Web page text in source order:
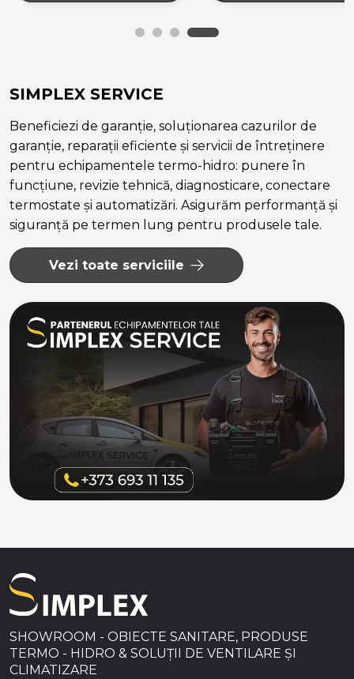
SIMPLEX SERVICE
Beneficiezi de garanție, soluționarea cazurilor de
garanție, reparații eficiente și servicii de întreținere
pentru echipamentele termo-hidro: punere în
funcțiune, revizie tehnică, diagnosticare, conectare
termostate și automatizări. Asigurăm performanță și
siguranță pe termen lung pentru produsele tale.
Vezi toate serviciile
SHOWROOM - OBIECTE SANITARE, PRODUSE
TERMO - HIDRO & SOLUȚII DE VENTILARE ȘI
CLIMATIZARE